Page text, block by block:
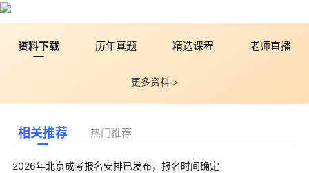
资料下载 历年真题 精选课程 老师直播
更多资料 >
相关推荐 热门推荐
2026年北京成考报名安排已发布，报名时间确定